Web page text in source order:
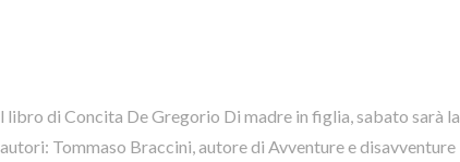
di Concita De Gregorio Di madre in figlia, sabato sarà la
Tommaso Braccini, autore di Avventure e disavventure